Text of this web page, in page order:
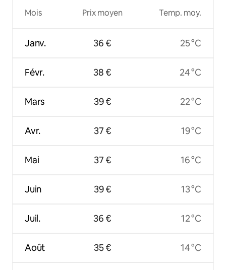
Mois
Janv.
Févr.
Mars
Avr.
Mai
Juin
Juil.
Août
Prix moyen
36 €
38 €
39 €
37 €
37 €
39 €
36 €
35 €
Temp. moy.
25 °C
24 °C
22 °C
19 °C
16 °C
13 °C
12 °C
14 °C